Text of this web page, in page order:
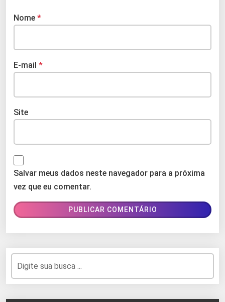
Nome *
E-mail *
Site
Salvar meus dados neste navegador para a próxima
vez que eu comentar.